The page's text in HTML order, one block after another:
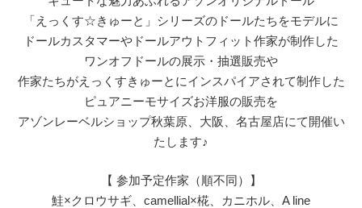
「えっくす☆きゅーと」シリーズのドールたちをモデルに
ドールカスタマーやドールアウトフィット作家が制作した
ワンオフドールの展示・抽選販売や
作家たちがえっくすきゅーとにインスパイアされて制作した
ピュアニーモサイズお洋服の販売を
アゾンレーベルショップ秋葉原、大阪、名古屋店にて開催い
たします♪
【 参加予定作家（順不同）】
鮭×クロウサギ、camellial×椛、カニホル、A line